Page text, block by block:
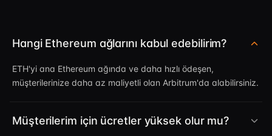
Hangi Ethereum ağlarını kabul edebilirim?
ETH'yi ana Ethereum ağında ve daha hızlı ödeşen,
müşterilerinize daha az maliyetli olan Arbitrum'da alabilirsiniz.
Müşterilerim için ücretler yüksek olur mu?